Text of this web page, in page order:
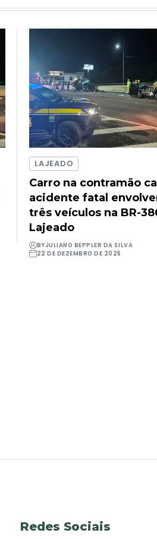
LAJEADO
Carro na contramão
acidente fatal
três veículos na BR-
Lajeado
BYJULIANO BEPPLER DA SILVA
22 DE DEZEMBRO DE 2025
Redes Sociais